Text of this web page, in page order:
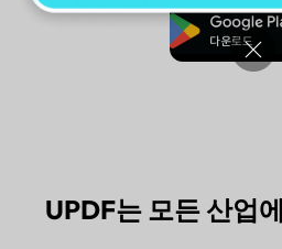
무료로 다운
UPDF는 모든 산업